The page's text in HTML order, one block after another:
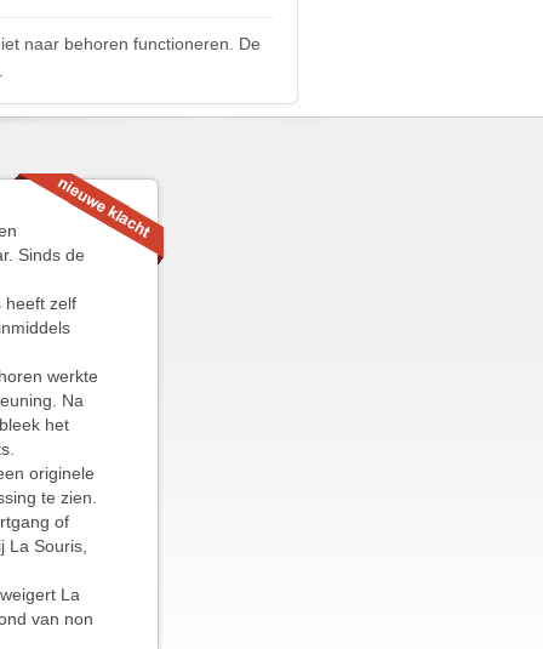
naar behoren functioneren. De
Sinds de
heeft zelf
werkte
Na
het
originele
te zien.
of
La Souris,
La
van non